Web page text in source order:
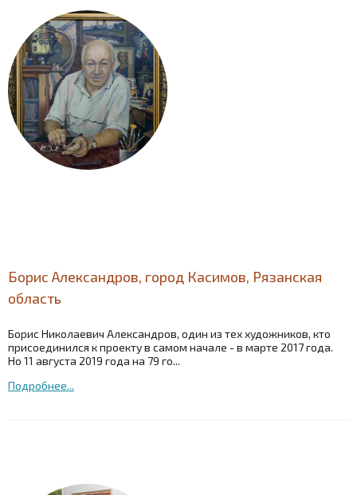
Борис Александров, город Касимов, Рязанская
область
Борис Николаевич Александров, один из тех художников, кто
присоединился к проекту в самом начале - в марте 2017 года.
Но 11 августа 2019 года на 79 го...
Подробнее...